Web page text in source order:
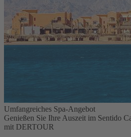
Umfangreiches Spa-Angebot
Genießen Sie Ihre Auszeit im Sentido
mit DERTOUR